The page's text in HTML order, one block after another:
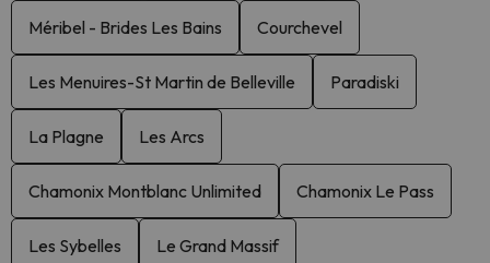
Méribel - Brides Les Bains Courchevel
Les Menuires-St Martin de Belleville Paradiski
La Plagne Les Arcs
Chamonix Montblanc Unlimited Chamonix Le Pass
Les Sybelles Le Grand Massif